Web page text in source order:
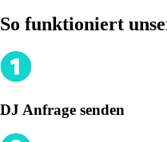
So funktioniert
DJ Anfrage senden